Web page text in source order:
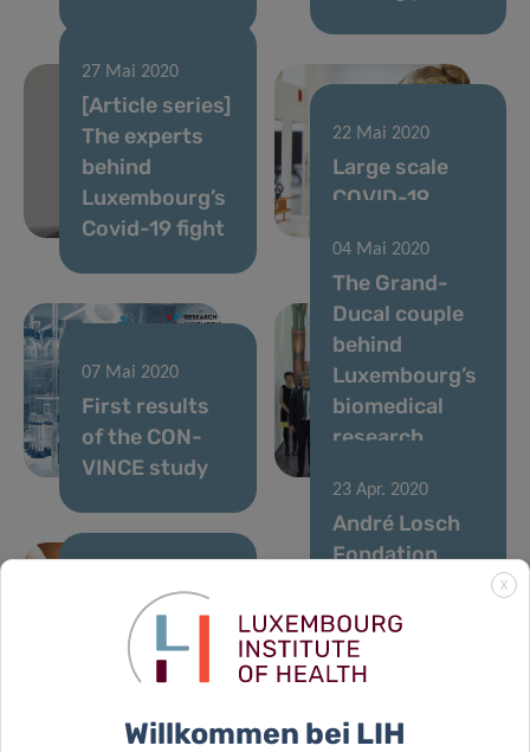
27 Mai 2020
[Article series]
The experts
behind
Luxembourg’s
Covid-19 fight
22 Mai 2020
Large scale
COVID-19
07 Mai 2020
First results
of the CON-
VINCE study
04 Mai 2020
The Grand-
Ducal couple
behind
Luxembourg’s
biomedical
research
Predicting the
severity of
COVID-19
23 Apr. 2020
André Losch
Fondation
research on
COVID-19 with
a generous
X
Willkommen bei LIH